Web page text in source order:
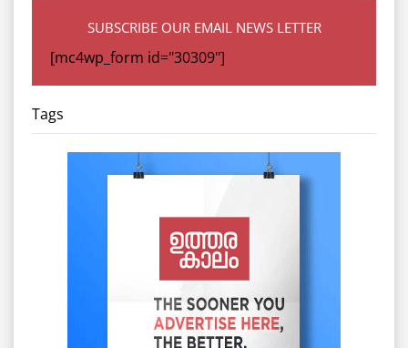
SUBSCRIBE OUR EMAIL NEWS LETTER
[mc4wp_form id="30309"]
Tags